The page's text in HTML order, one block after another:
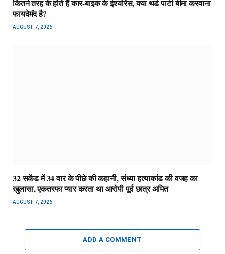
कितने तरह के होते हैं कार-बाइक के इंश्योरेंस, क्या थर्ड पार्टी बीमा करवाना
फायदेमंद है?
AUGUST 7, 2026
32 सकेंड में 34 वार के पीछे की कहानी, संध्या हत्याकांड की वजह का
खुलासा, एकतरफा प्यार करता था आरोपी पूर्व छात्र अमित
AUGUST 7, 2026
ADD A COMMENT